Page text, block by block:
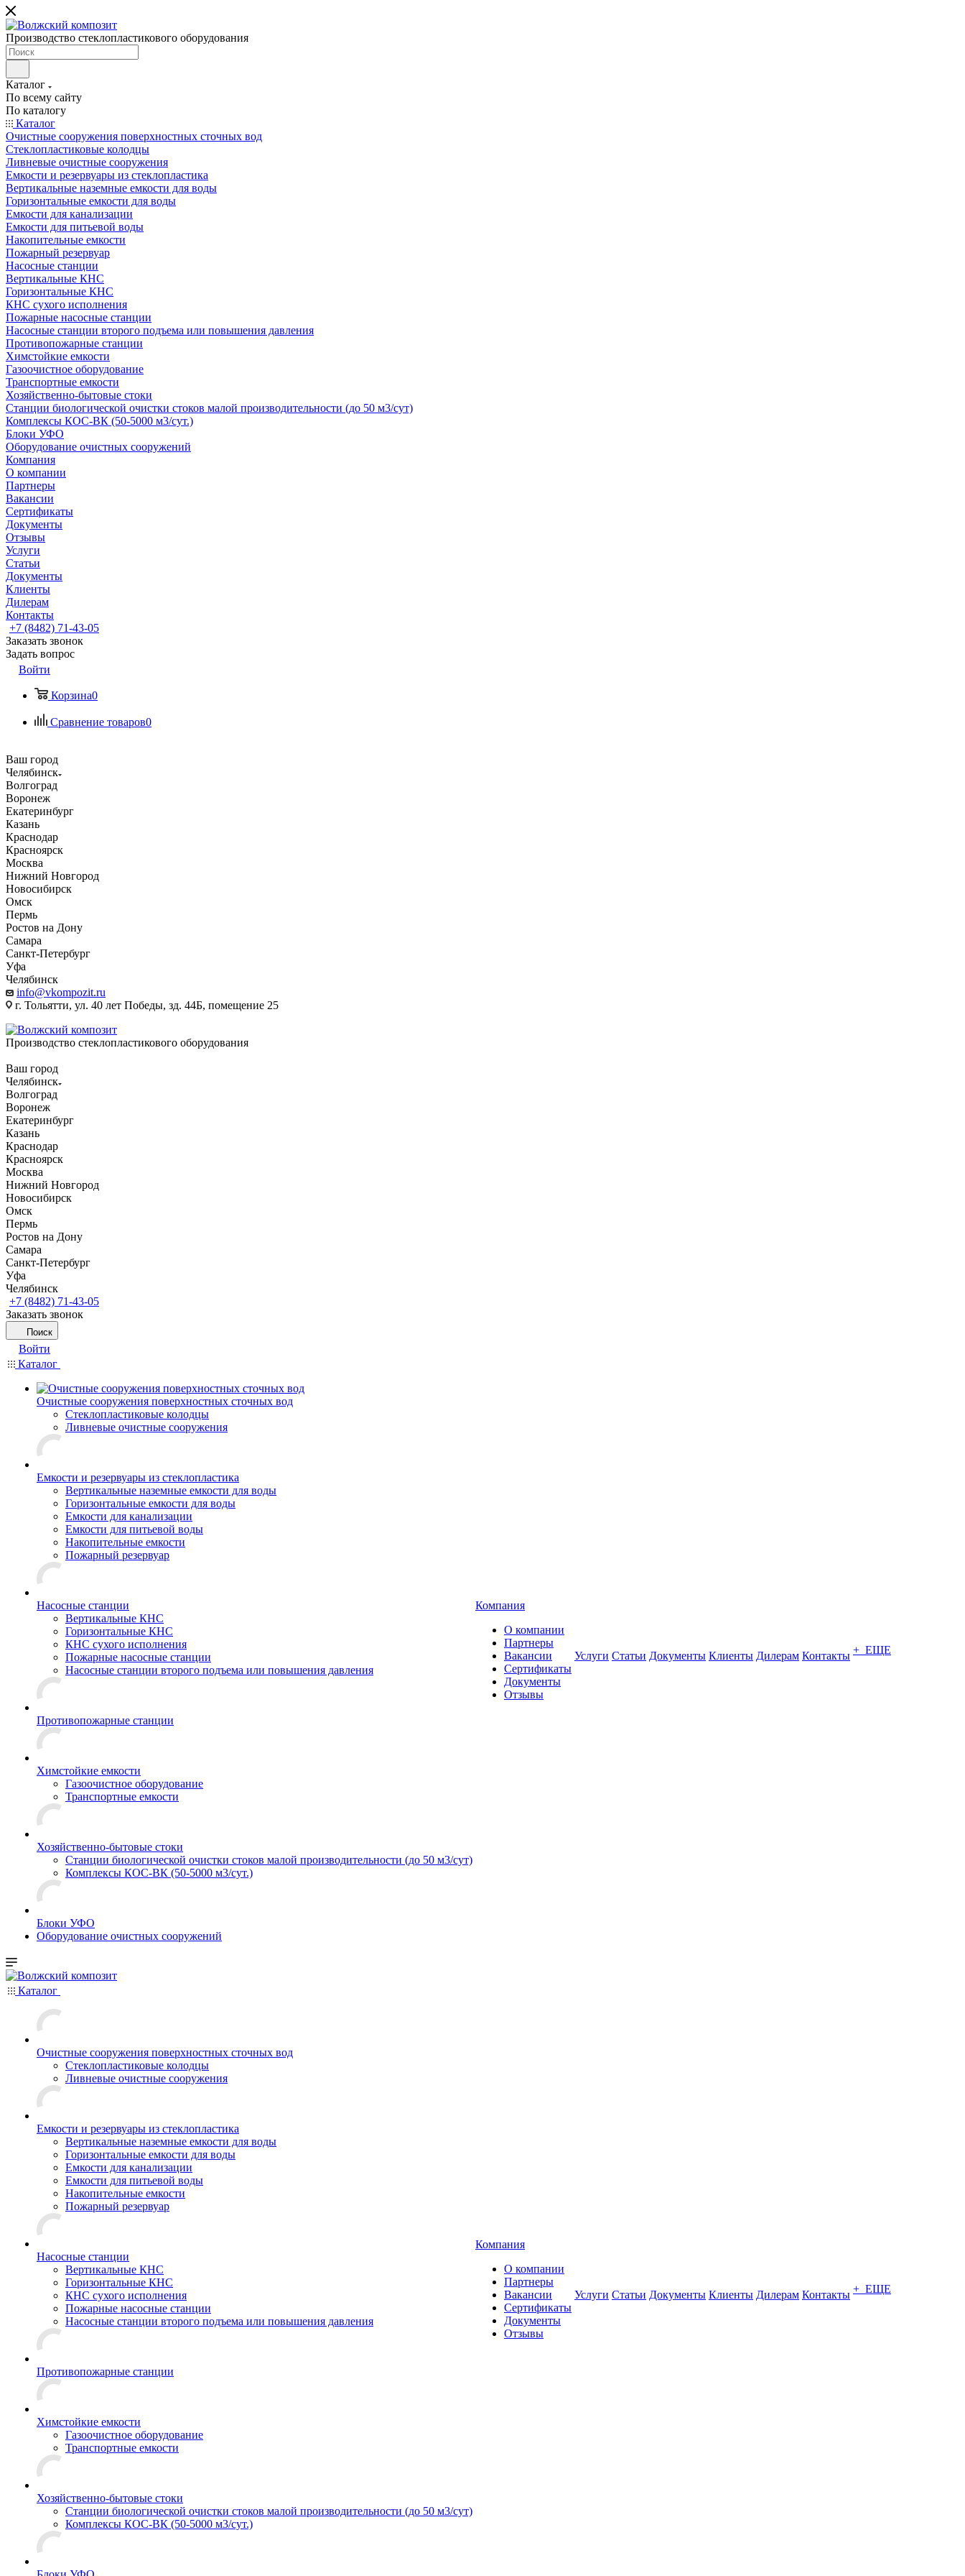
Производство стеклопластикового оборудования
Каталог
По всему сайту
По каталогу
Каталог
Очистные сооружения поверхностных сточных вод
Стеклопластиковые колодцы
Ливневые очистные сооружения
Емкости и резервуары из стеклопластика
Вертикальные наземные емкости для воды
Горизонтальные емкости для воды
Емкости для канализации
Емкости для питьевой воды
Накопительные емкости
Пожарный резервуар
Насосные станции
Вертикальные КНС
Горизонтальные КНС
КНС сухого исполнения
Пожарные насосные станции
Насосные cтанции второго подъема или повышения давления
Противопожарные станции
Химстойкие емкости
Газоочистное оборудование
Транспортные емкости
Хозяйственно-бытовые стоки
Станции биологической очистки стоков малой производительности (до 50 м3/сут)
Комплексы КОС-ВК (50-5000 м3/сут.)
Блоки УФО
Оборудование очистных сооружений
Компания
О компании
Партнеры
Вакансии
Сертификаты
Документы
Отзывы
Услуги
Статьи
Документы
Клиенты
Дилерам
Контакты
+7 (8482) 71-43-05
Заказать звонок
Задать вопрос
Войти
Корзина0
Сравнение товаров0
Ваш город
Челябинск
Волгоград
Воронеж
Екатеринбург
Казань
Краснодар
Красноярск
Москва
Нижний Новгород
Новосибирск
Омск
Пермь
Ростов на Дону
Самара
Санкт-Петербург
Уфа
Челябинск
info@vkompozit.ru
г. Тольятти, ул. 40 лет Победы, зд. 44Б, помещение 25
Производство стеклопластикового оборудования
Ваш город
Челябинск
Волгоград
Воронеж
Екатеринбург
Казань
Краснодар
Красноярск
Москва
Нижний Новгород
Новосибирск
Омск
Пермь
Ростов на Дону
Самара
Санкт-Петербург
Уфа
Челябинск
+7 (8482) 71-43-05
Заказать звонок
Поиск
Войти
Каталог
Очистные сооружения поверхностных сточных вод
Стеклопластиковые колодцы
Ливневые очистные сооружения
Емкости и резервуары из стеклопластика
Вертикальные наземные емкости для воды
Горизонтальные емкости для воды
Емкости для канализации
Емкости для питьевой воды
Накопительные емкости
Пожарный резервуар
Насосные станции
Вертикальные КНС
Горизонтальные КНС
КНС сухого исполнения
Пожарные насосные станции
Насосные cтанции второго подъема или повышения давления
Противопожарные станции
Химстойкие емкости
Газоочистное оборудование
Транспортные емкости
Хозяйственно-бытовые стоки
Станции биологической очистки стоков малой производительности (до 50 м3/сут)
Комплексы КОС-ВК (50-5000 м3/сут.)
Блоки УФО
Оборудование очистных сооружений
Компания
О компании
Партнеры
Вакансии
Сертификаты
Документы
Отзывы
Услуги Статьи Документы Клиенты Дилерам Контакты + ЕЩЕ
Каталог
Очистные сооружения поверхностных сточных вод
Стеклопластиковые колодцы
Ливневые очистные сооружения
Емкости и резервуары из стеклопластика
Вертикальные наземные емкости для воды
Горизонтальные емкости для воды
Емкости для канализации
Емкости для питьевой воды
Накопительные емкости
Пожарный резервуар
Насосные станции
Вертикальные КНС
Горизонтальные КНС
КНС сухого исполнения
Пожарные насосные станции
Насосные cтанции второго подъема или повышения давления
Противопожарные станции
Химстойкие емкости
Газоочистное оборудование
Транспортные емкости
Хозяйственно-бытовые стоки
Станции биологической очистки стоков малой производительности (до 50 м3/сут)
Комплексы КОС-ВК (50-5000 м3/сут.)
Компания
О компании
Партнеры
Вакансии
Сертификаты
Документы
Отзывы
Услуги Статьи Документы Клиенты Дилерам Контакты + ЕЩЕ